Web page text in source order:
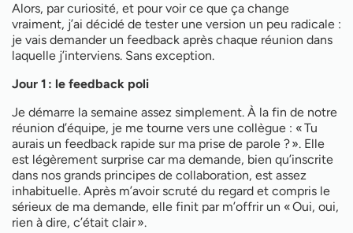
Alors, par curiosité, et pour voir ce que ça change
vraiment, j’ai décidé de tester une version un peu radicale :
je vais demander un feedback après chaque réunion dans
laquelle j’interviens. Sans exception.
Jour 1 : le feedback poli
Je démarre la semaine assez simplement. À la fin de notre
réunion d’équipe, je me tourne vers une collègue : « Tu
aurais un feedback rapide sur ma prise de parole ? ». Elle
est légèrement surprise car ma demande, bien qu’inscrite
dans nos grands principes de collaboration, est assez
inhabituelle. Après m’avoir scruté du regard et compris le
sérieux de ma demande, elle finit par m’offrir un « Oui, oui,
rien à dire, c’était clair ».